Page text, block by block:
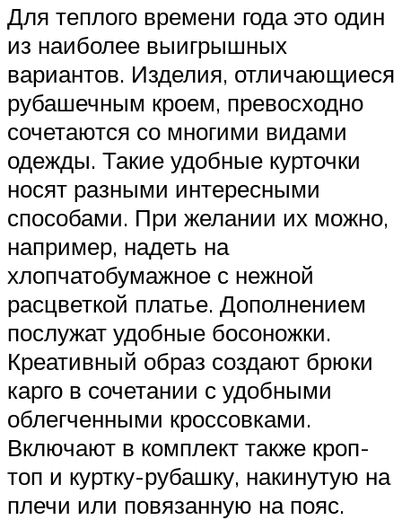
Для теплого времени года это один
из наиболее выигрышных
вариантов. Изделия, отличающиеся
рубашечным кроем, превосходно
сочетаются со многими видами
одежды. Такие удобные курточки
носят разными интересными
способами. При желании их можно,
например, надеть на
хлопчатобумажное с нежной
расцветкой платье. Дополнением
послужат удобные босоножки.
Креативный образ создают брюки
карго в сочетании с удобными
облегченными кроссовками.
Включают в комплект также кроп-
топ и куртку-рубашку, накинутую на
плечи или повязанную на пояс.